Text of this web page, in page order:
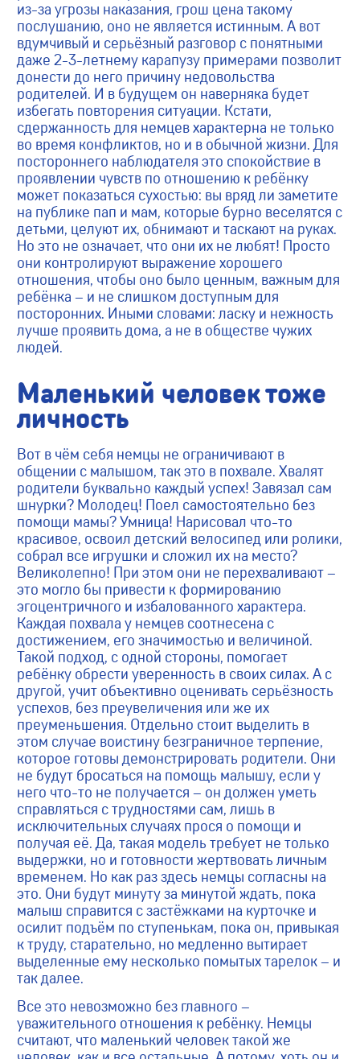
из-за угрозы наказания, грош цена такому
послушанию, оно не является истинным. А вот
вдумчивый и серьёзный разговор с понятными
даже 2-3-летнему карапузу примерами позволит
донести до него причину недовольства
родителей. И в будущем он наверняка будет
избегать повторения ситуации. Кстати,
сдержанность для немцев характерна не только
во время конфликтов, но и в обычной жизни. Для
постороннего наблюдателя это спокойствие в
проявлении чувств по отношению к ребёнку
может показаться сухостью: вы вряд ли заметите
на публике пап и мам, которые бурно веселятся с
детьми, целуют их, обнимают и таскают на руках.
Но это не означает, что они их не любят! Просто
они контролируют выражение хорошего
отношения, чтобы оно было ценным, важным для
ребёнка – и не слишком доступным для
посторонних. Иными словами: ласку и нежность
лучше проявить дома, а не в обществе чужих
людей.
Маленький человек тоже
личность
Вот в чём себя немцы не ограничивают в
общении с малышом, так это в похвале. Хвалят
родители буквально каждый успех! Завязал сам
шнурки? Молодец! Поел самостоятельно без
помощи мамы? Умница! Нарисовал что-то
красивое, освоил детский велосипед или ролики,
собрал все игрушки и сложил их на место?
Великолепно! При этом они не перехваливают –
это могло бы привести к формированию
эгоцентричного и избалованного характера.
Каждая похвала у немцев соотнесена с
достижением, его значимостью и величиной.
Такой подход, с одной стороны, помогает
ребёнку обрести уверенность в своих силах. А с
другой, учит объективно оценивать серьёзность
успехов, без преувеличения или же их
преуменьшения. Отдельно стоит выделить в
этом случае воистину безграничное терпение,
которое готовы демонстрировать родители. Они
не будут бросаться на помощь малышу, если у
него что-то не получается – он должен уметь
справляться с трудностями сам, лишь в
исключительных случаях прося о помощи и
получая её. Да, такая модель требует не только
выдержки, но и готовности жертвовать личным
временем. Но как раз здесь немцы согласны на
это. Они будут минуту за минутой ждать, пока
малыш справится с застёжками на курточке и
осилит подъём по ступенькам, пока он, привыкая
к труду, старательно, но медленно вытирает
выделенные ему несколько помытых тарелок – и
так далее.
Все это невозможно без главного –
уважительного отношения к ребёнку. Немцы
считают, что маленький человек такой же